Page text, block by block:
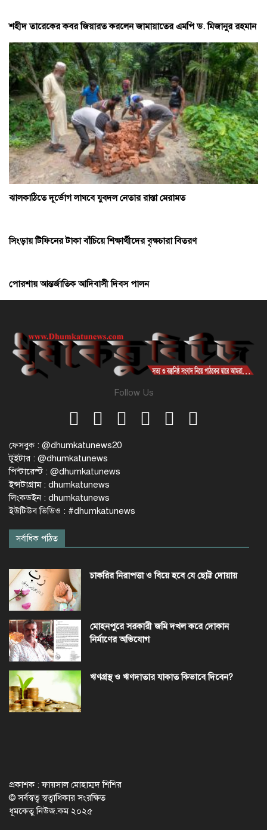
শহীদ তারেকের কবর জিয়ারত করলেন জামায়াতের এমপি ড. মিজানুর রহমান
ঝালকাঠিতে দূর্ভোগ লাঘবে যুবদল নেতার রাস্তা মেরামত
সিংড়ায় টিফিনের টাকা বাঁচিয়ে শিক্ষার্থীদের বৃক্ষচারা বিতরণ
পোরশায় আন্তর্জাতিক আদিবাসী দিবস পালন
Follow Us
ফেসবুক : @dhumkatunews20
টুইটার : @dhumkatunews
পিন্টারেস্ট : @dhumkatunews
ইন্সটাগ্রাম : dhumkatunews
লিংকডইন : dhumkatunews
ইউটিউব ভিডিও : #dhumkatunews
সর্বাধিক পঠিত
চাকরির নিরাপত্তা ও বিয়ে হবে যে ছোট্ট দোয়ায়
মোহনপুরে সরকারী জমি দখল করে দোকান
নির্মাণের অভিযোগ
ঋণগ্রস্থ ও ঋণদাতার যাকাত কিভাবে দিবেন?
প্রকাশক : ফায়সাল মোহাম্মদ শিশির
© সর্বস্বত্ব স্বত্বাধিকার সংরক্ষিত
ধূমকেতু নিউজ.কম ২০২৫